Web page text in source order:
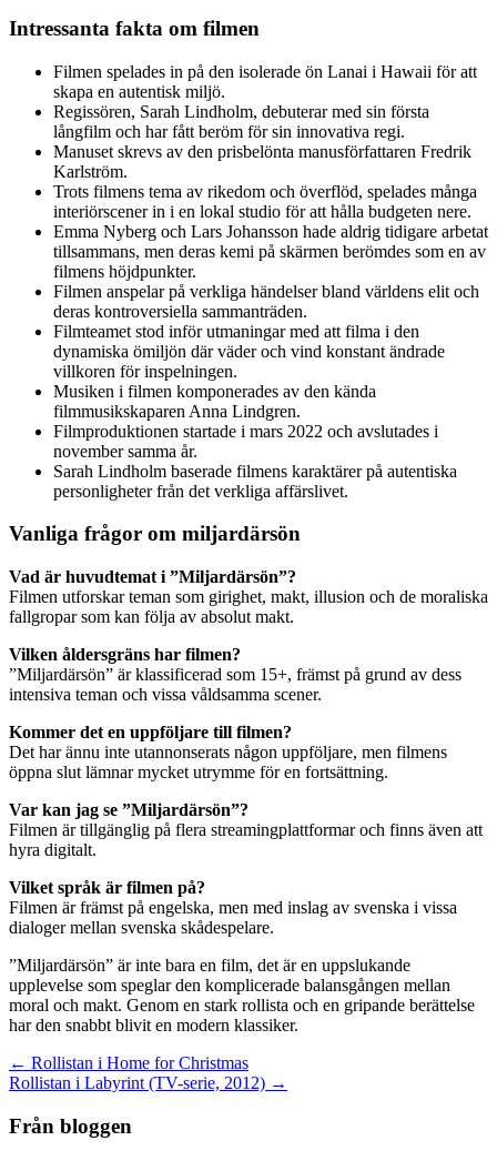
Intressanta fakta om filmen
Filmen spelades in på den isolerade ön Lanai i Hawaii för att
skapa en autentisk miljö.
Regissören, Sarah Lindholm, debuterar med sin första
långfilm och har fått beröm för sin innovativa regi.
Manuset skrevs av den prisbelönta manusförfattaren Fredrik
Karlström.
Trots filmens tema av rikedom och överflöd, spelades många
interiörscener in i en lokal studio för att hålla budgeten nere.
Emma Nyberg och Lars Johansson hade aldrig tidigare arbetat
tillsammans, men deras kemi på skärmen berömdes som en av
filmens höjdpunkter.
Filmen anspelar på verkliga händelser bland världens elit och
deras kontroversiella sammanträden.
Filmteamet stod inför utmaningar med att filma i den
dynamiska ömiljön där väder och vind konstant ändrade
villkoren för inspelningen.
Musiken i filmen komponerades av den kända
filmmusikskaparen Anna Lindgren.
Filmproduktionen startade i mars 2022 och avslutades i
november samma år.
Sarah Lindholm baserade filmens karaktärer på autentiska
personligheter från det verkliga affärslivet.
Vanliga frågor om miljardärsön
Vad är huvudtemat i ”Miljardärsön”?
Filmen utforskar teman som girighet, makt, illusion och de moraliska
fallgropar som kan följa av absolut makt.
Vilken åldersgräns har filmen?
”Miljardärsön” är klassificerad som 15+, främst på grund av dess
intensiva teman och vissa våldsamma scener.
Kommer det en uppföljare till filmen?
Det har ännu inte utannonserats någon uppföljare, men filmens
öppna slut lämnar mycket utrymme för en fortsättning.
Var kan jag se ”Miljardärsön”?
Filmen är tillgänglig på flera streamingplattformar och finns även att
hyra digitalt.
Vilket språk är filmen på?
Filmen är främst på engelska, men med inslag av svenska i vissa
dialoger mellan svenska skådespelare.
”Miljardärsön” är inte bara en film, det är en uppslukande
upplevelse som speglar den komplicerade balansgången mellan
moral och makt. Genom en stark rollista och en gripande berättelse
har den snabbt blivit en modern klassiker.
Inläggsnavigering
← Rollistan i Home for Christmas
Rollistan i Labyrint (TV-serie, 2012) →
Från bloggen